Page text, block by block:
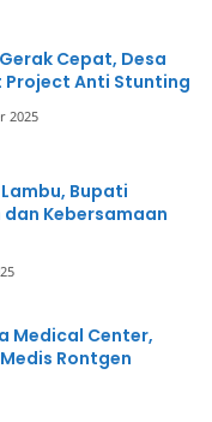
Gerak Cepat, Desa
Project Anti Stunting
2025
Bupati
Kebersamaan
Medical Center,
Rontgen